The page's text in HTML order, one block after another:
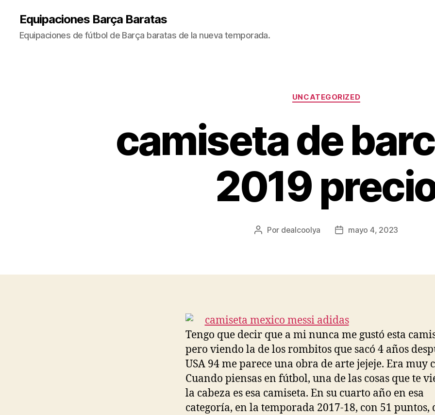
Equipaciones Barça Baratas
Equipaciones de fútbol de Barça baratas de la nueva temporada.
Categorías
UNCATEGORIZED
camiseta de
2019
Autor
Por dealcoolya
Fechamayo 4, 2023
Tengo que decir que a mi nunca me gustó esta
pero viendo la de los rombitos que sacó 4 años
USA 94 me parece una obra de arte jejeje. Era muy
Cuando piensas en fútbol, una de las cosas que te
la cabeza es esa camiseta. En su cuarto año en esa
categoría, en la temporada 2017-18, con 51 puntos,